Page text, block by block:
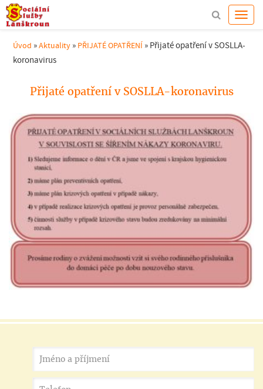
Úvod »Aktuality » PŘIJATÉ OPATŘENÍ » Přijaté opatření v SOSLLA-
koronavirus
Přijaté opatření v SOSLLA-koronavirus